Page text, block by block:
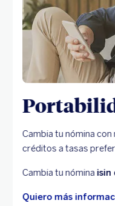
Cambia tu nómina
créditos a tasas
Cambia tu nómina
Quiero más